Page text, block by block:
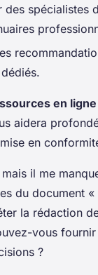
des spécialistes
en
aidera
en
il me
du document
la rédaction
vous
?